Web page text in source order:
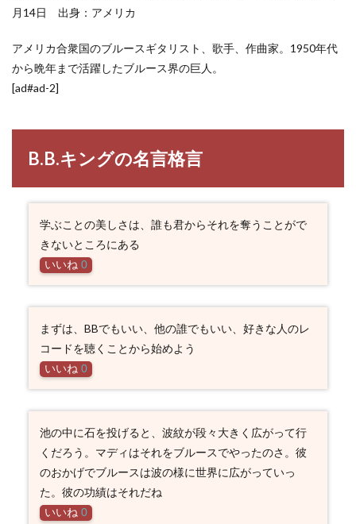
月14日 出身：アメリカ
アメリカ合衆国のブルースギタリスト、歌手、作曲家。1950年代
から晩年まで活躍したブルース界の巨人。
[ad#ad-2]
B.B.キングの名言格言
学ぶことの美しさは、誰も君からそれを奪うことがで
きないところにある
いいね 0
まずは、BBでもいい、他の誰でもいい、好きな人のレ
コードを聴くことから始めよう
いいね 0
池の中に石を投げると、波紋が段々大きく広がって行
くだろう。マディはそれをブルースでやったのさ。彼
のおかげでブルースは波の様に世界に広がっていっ
た。彼の功績はそれだね
いいね 0